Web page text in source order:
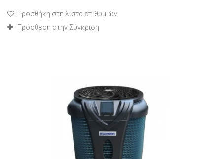
Προσθήκη στη λίστα επιθυμιών
Πρόσθεση στην Σύγκριση